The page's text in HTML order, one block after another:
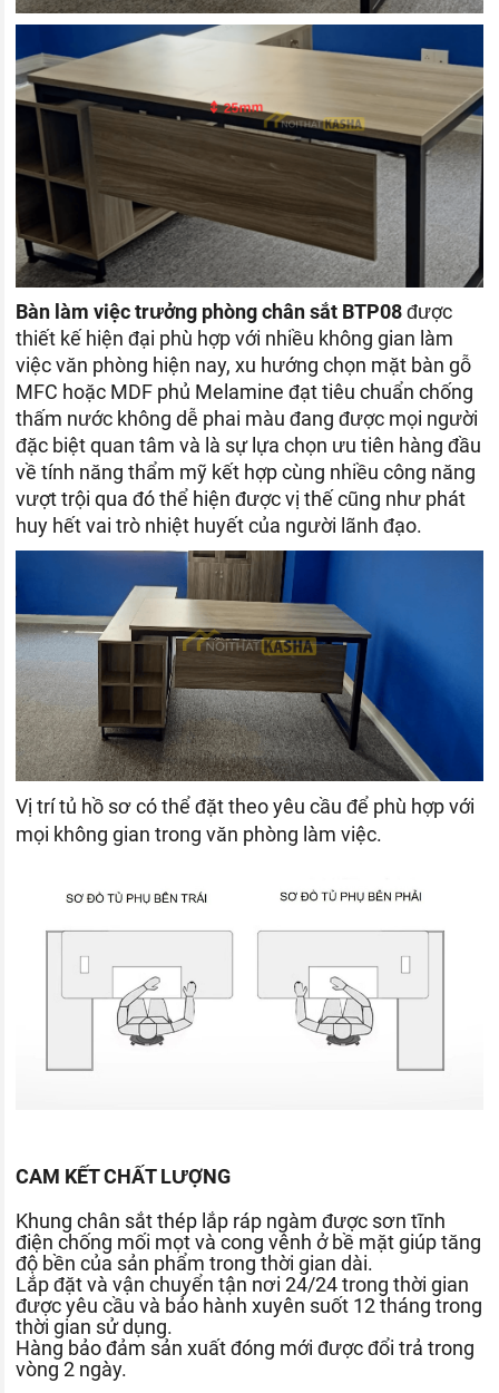
Bàn làm việc trưởng phòng chân sắt BTP08được
thiết kế hiện đại phù hợp với nhiều không gian làm
việc văn phòng hiện nay, xu hướng chọn mặt bàn gỗ
MFC hoặc MDF phủ Melamine đạt tiêu chuẩn chống
thấm nước không dễ phai màu đang được mọi người
đặc biệt quan tâm và là sự lựa chọn ưu tiên hàng đầu
về tính năng thẩm mỹ kết hợp cùng nhiều công năng
vượt trội qua đó thể hiện được vị thế cũng như phát
huy hết vai trò nhiệt huyết của người lãnh đạo.
Vị trí tủ hồ sơ có thể đặt theo yêu cầu để phù hợp với
mọi không gian trong văn phòng làm việc.
CAM KẾT CHẤT LƯỢNG
Khung chân sắt thép lắp ráp ngàm được sơn tĩnh
điện chống mối mọt và cong vênh ở bề mặt giúp tăng
độ bền của sản phẩm trong thời gian dài.
Lắp đặt và vận chuyển tận nơi 24/24 trong thời gian
được yêu cầu và bảo hành xuyên suốt 12 tháng trong
thời gian sử dụng.
Hàng bảo đảm sản xuất đóng mới được đổi trả trong
vòng 2 ngày.